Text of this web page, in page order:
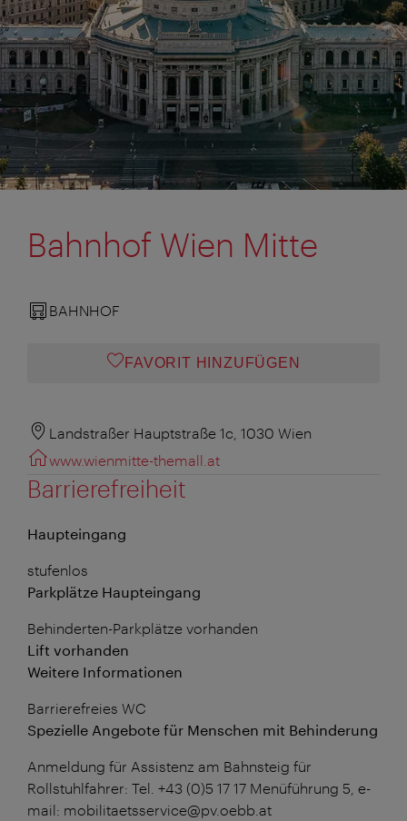
Bahnhof Wien Mitte
BAHNHOF
FAVORIT HINZUFÜGEN
Landstraßer Hauptstraße 1c, 1030 Wien
www.wienmitte-themall.at
Barrierefreiheit
Haupteingang
stufenlos
Parkplätze Haupteingang
Behinderten-Parkplätze vorhanden
Lift vorhanden
Weitere Informationen
Barrierefreies WC
Spezielle Angebote für Menschen mit Behinderung
Anmeldung für Assistenz am Bahnsteig für
Rollstuhlfahrer: Tel. +43 (0)5 17 17 Menüführung 5, e-
mail: mobilitaetsservice@pv.oebb.at